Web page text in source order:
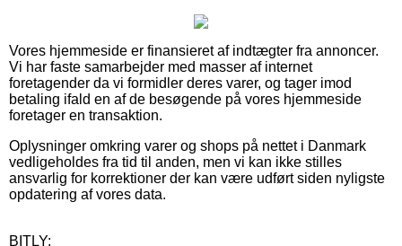
Vores hjemmeside er finansieret af indtægter fra annoncer.
Vi har faste samarbejder med masser af internet
foretagender da vi formidler deres varer, og tager imod
betaling ifald en af de besøgende på vores hjemmeside
foretager en transaktion.
Oplysninger omkring varer og shops på nettet i Danmark
vedligeholdes fra tid til anden, men vi kan ikke stilles
ansvarlig for korrektioner der kan være udført siden nyligste
opdatering af vores data.
BITLY: